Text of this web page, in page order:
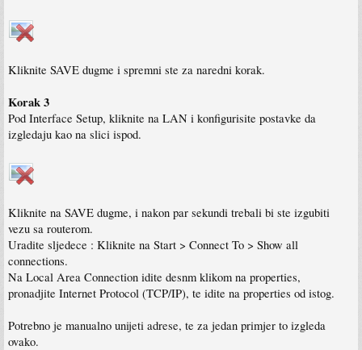
Kliknite SAVE dugme i spremni ste za naredni korak.
Korak 3
Pod Interface Setup, kliknite na LAN i konfigurisite postavke da
izgledaju kao na slici ispod.
Kliknite na SAVE dugme, i nakon par sekundi trebali bi ste izgubiti
vezu sa routerom.
Uradite sljedece : Kliknite na Start > Connect To > Show all
connections.
Na Local Area Connection idite desnm klikom na properties,
pronadjite Internet Protocol (TCP/IP), te idite na properties od istog.
Potrebno je manualno unijeti adrese, te za jedan primjer to izgleda
ovako.